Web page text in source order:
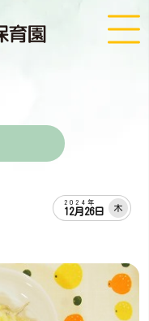
2024年
12月26日 木